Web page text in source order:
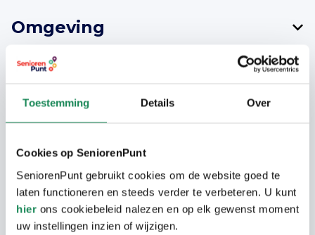
Toestemming Details Over
Cookies op SeniorenPunt
SeniorenPunt gebruikt cookies om de website goed te
laten functioneren en steeds verder te verbeteren. U kunt
hier ons cookiebeleid nalezen en op elk gewenst moment
uw instellingen inzien of wijzigen.
Omgeving
Nette buurt in Prinsejagt waar rust en
veiligheid op prijs worden gesteld, dichtbij
uitvalswegen en winkelcentra.
Woongebouw
Het is hoogbouw met 7 verdiepingen en in
totaal met 125 appartementen. Er is een
Woning